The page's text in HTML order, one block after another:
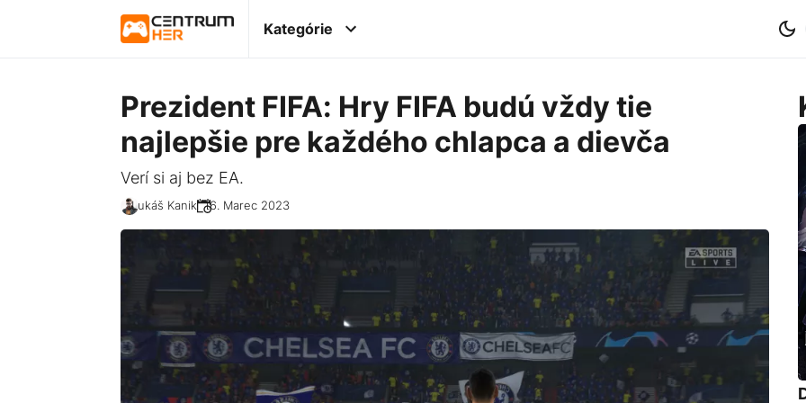
Kategórie
Prezident FIFA: Hry FIFA budú vždy tie
najlepšie pre každého chlapca a dievča
Verí si aj bez EA.
Lukáš Kanik 16. Marec 2023